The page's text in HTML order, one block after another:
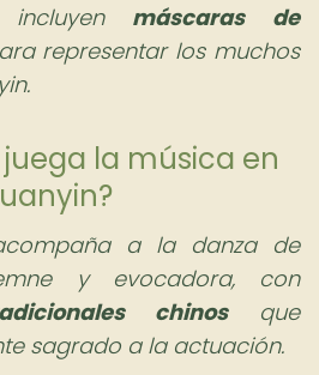
incluyen máscaras de
representar los muchos
la música en
a la danza de
y evocadora, con
chinosque
sagrado a la actuación.